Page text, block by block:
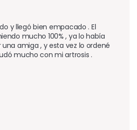
y llegó bien empacado . El
mucho 100% , ya lo había
amiga , y esta vez lo ordené
mucho con mi artrosis .